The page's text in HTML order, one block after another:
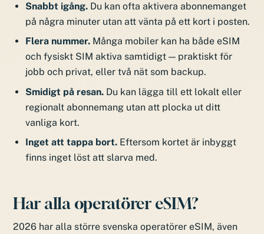
Snabbt igång.Du kan ofta aktivera abonnemanget
på några minuter utan att vänta på ett kort i posten.
Flera nummer.Många mobiler kan ha både eSIM
och fysiskt SIM aktiva samtidigt — praktiskt för
jobb och privat, eller två nät som backup.
Smidigt på resan.Du kan lägga till ett lokalt eller
regionalt abonnemang utan att plocka ut ditt
vanliga kort.
Inget att tappa bort.Eftersom kortet är inbyggt
finns inget löst att slarva med.
Har alla operatörer eSIM?
2026 har alla större svenska operatörer eSIM, även